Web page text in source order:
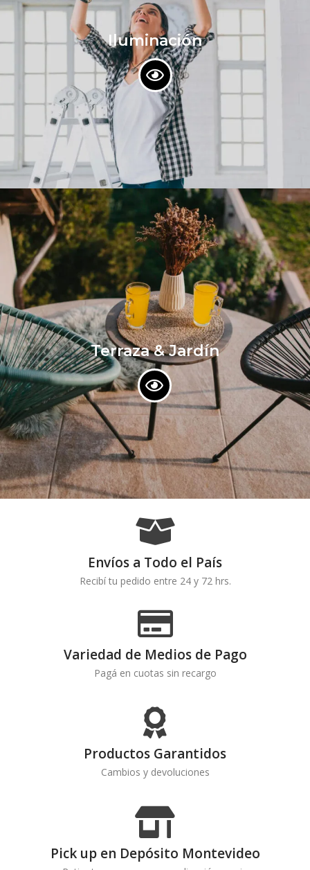
Iluminación
Terraza & Jardín
Envíos a Todo el País
Recibí tu pedido entre 24 y 72 hrs.
Variedad de Medios de Pago
Pagá en cuotas sin recargo
Productos Garantidos
Cambios y devoluciones
Pick up en Depósito Montevideo